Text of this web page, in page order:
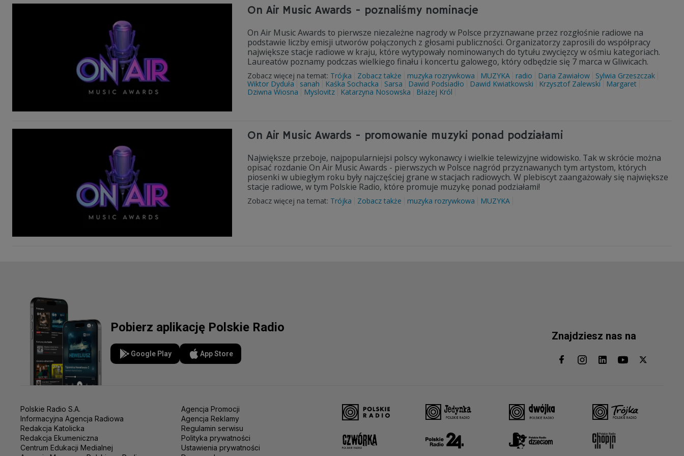
On Air Music Awards - poznaliśmy nominacje
On Air Music Awards to pierwsze niezależne nagrody w Polsce przyznawane przez rozgłośnie radiowe na
podstawie liczby emisji utworów połączonych z głosami publiczności. Organizatorzy zaprosili do współpracy
największe stacje radiowe w kraju, które wytypowały nominowanych do tytułu zwycięzcy w ośmiu kategoriach.
Laureatów poznamy podczas wielkiego finału i koncertu galowego, który odbędzie się 7 marca w Gliwicach.
Zobacz więcej na temat: Trójka Zobacz także muzyka rozrywkowa MUZYKA radio Daria Zawiałow
Sylwia Grzeszczak
Wiktor Dyduła
sanah Kaśka Sochacka Sarsa Dawid Podsiadło Dawid Kwiatkowski Krzysztof Zalewski
Margaret
Dziwna Wiosna
Myslovitz Katarzyna Nosowska Błażej Król
On Air Music Awards - promowanie muzyki ponad podziałami
Największe przeboje, najpopularniejsi polscy wykonawcy i wielkie telewizyjne widowisko. Tak w skrócie można
opisać rozdanie On Air Music Awards - pierwszych w Polsce nagród przyznawanych tym artystom, których
piosenki w ubiegłym roku były najczęściej grane w stacjach radiowych. W plebiscyt zaangażowały się największe
stacje radiowe, w tym Polskie Radio, które promuje muzykę ponad podziałami!
Zobacz więcej na temat: Trójka Zobacz także muzyka rozrywkowa MUZYKA
Pobierz aplikację Polskie Radio
Google Play App Store
Znajdziesz nas na
Polskie Radio S.A.
Informacyjna Agencja Radiowa
Redakcja Katolicka
Redakcja Ekumeniczna
Centrum Edukacji Medialnej
Agencja Promocji
Agencja Reklamy
Regulamin serwisu
Polityka prywatności
Ustawienia prywatności